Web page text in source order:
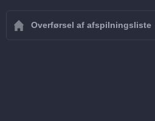
Overførsel af afspilningsliste